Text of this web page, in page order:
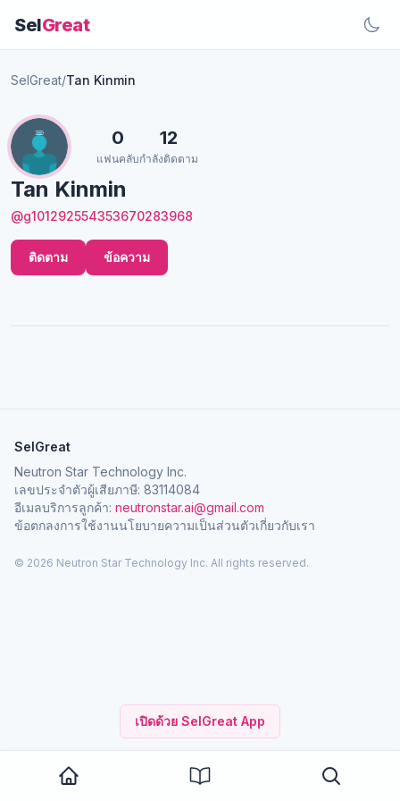
SelGreat
เปิดด้วย SelGreat App
SelGreat/Tan Kinmin
Tan Kinmin
@g101292554353670283968
0
แฟนคลับ
12
กำลังติดตาม
ติดตาม ข้อความ
SelGreat
Neutron Star Technology Inc.
เลขประจำตัวผู้เสียภาษี: 83114084
อีเมลบริการลูกค้า: neutronstar.ai@gmail.com
ข้อตกลงการใช้งานนโยบายความเป็นส่วนตัวเกี่ยวกับเรา
© 2026 Neutron Star Technology Inc. All rights reserved.